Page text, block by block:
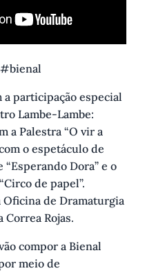
a participação especial
Lambe-Lambe:
a Palestra “O vir a
o espetáculo de
Dora” e o
de papel”.
Oficina de Dramaturgia
Correa Rojas.
compor a Bienal
meio de